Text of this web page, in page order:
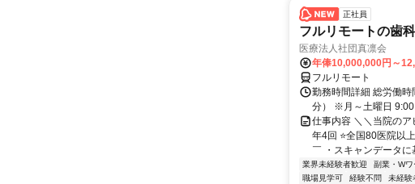
正社員
フルリモートの歯
医療法人社団真凛会
年俸10,000,000円～
フルリモート
勤務時間詳細 総労働
分） ※月～土曜日
仕事内容 ＼＼当院のア
年4回 ⭐全国80医院以
￣ ・スキャンデータに
業界未経験者歓迎 副業・Wワ
職場見学可
経験不問 未経験